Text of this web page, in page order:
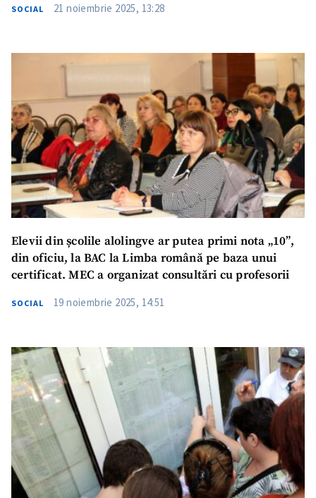
SOCIAL 21 noiembrie 2025, 13:28
Elevii din școlile alolingve ar putea primi nota „10”,
din oficiu, la BAC la Limba română pe baza unui
certificat. MEC a organizat consultări cu profesorii
SOCIAL 19 noiembrie 2025, 14:51
ȘTIREA MEA
Titlu știre
+ Adaugă titlu
Fotografie
+ Încarcă imagine